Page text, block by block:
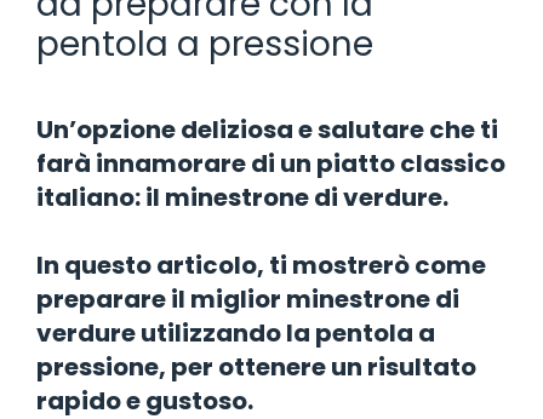
pentola a pressione
Un’opzione deliziosa e salutare che ti
farà innamorare di un piatto classico
italiano: il minestrone di verdure.
In questo articolo, ti mostrerò come
preparare il miglior minestrone di
verdure utilizzando la pentola a
pressione, per ottenere un risultato
rapido e gustoso.